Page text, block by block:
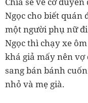
Ngọc cho biết quán
một người phụ nữ
Ngọc thì chạy xe
khá giả mấy nên
sang bán bánh
nhỏ và mẹ già.